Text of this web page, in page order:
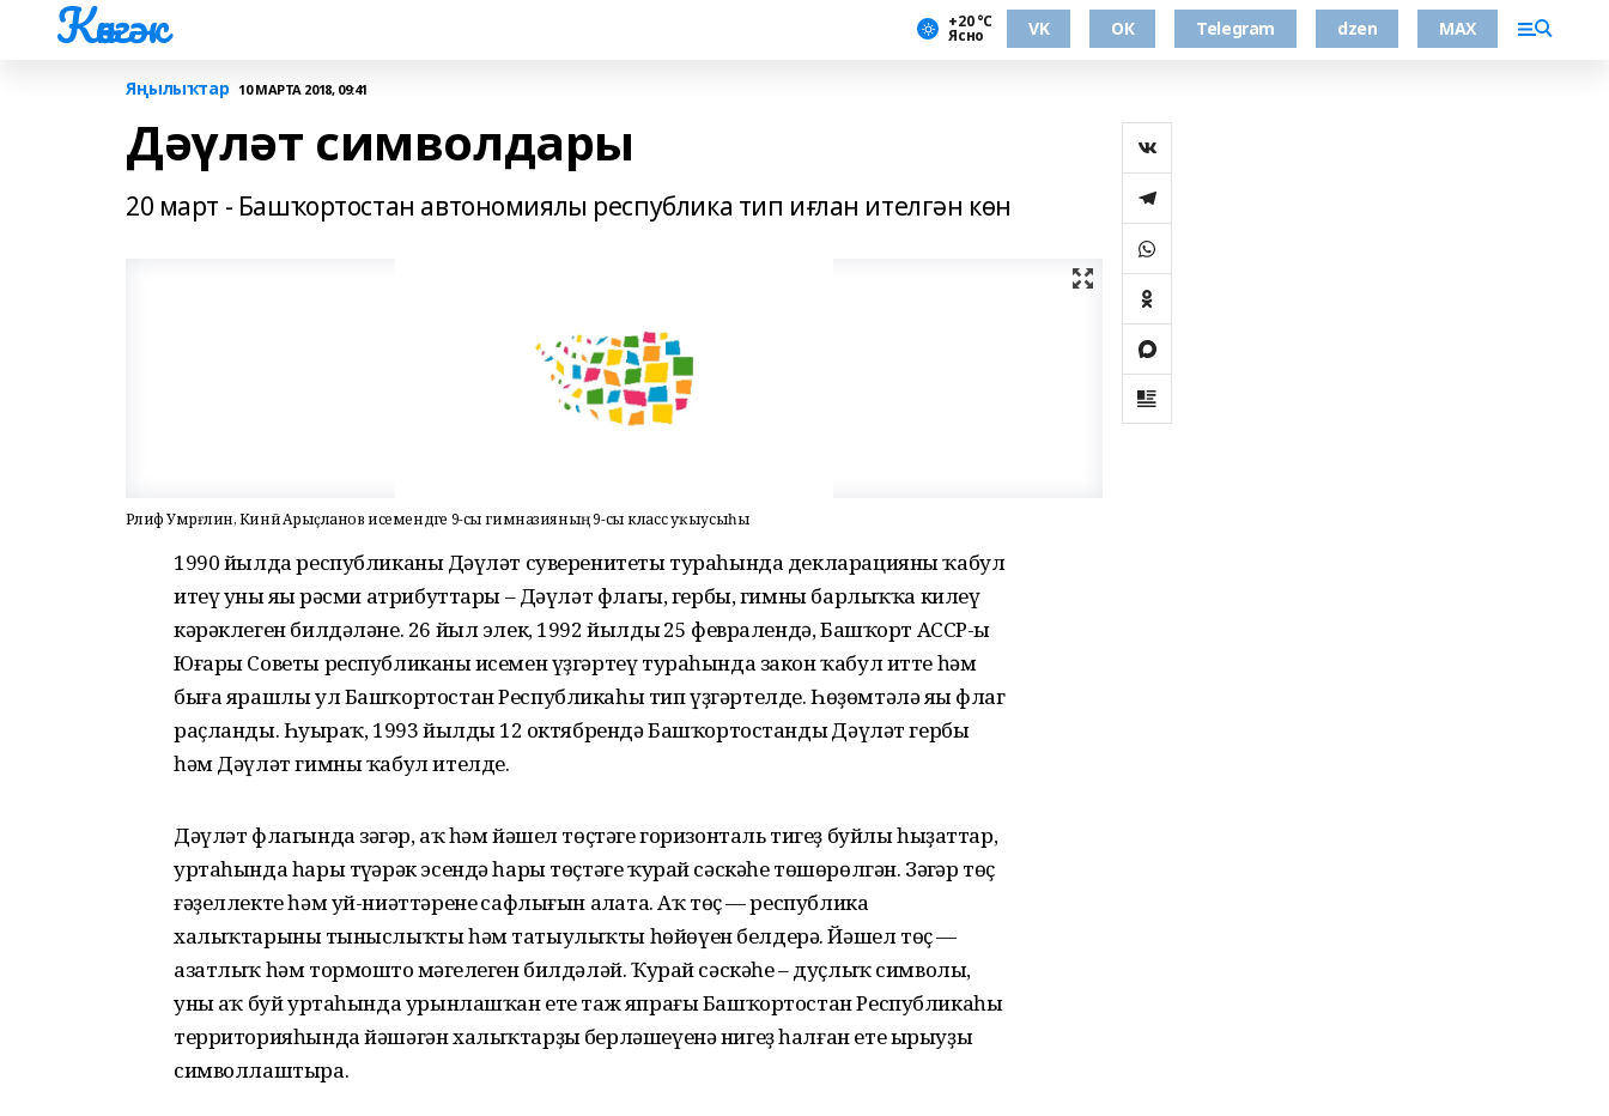
Көнгәк +20 °С
Ясно VK ОК Telegram dzen MAX
Яңылыҡтар 10 МАРТА 2018, 09:41
Дәүләт символдары
20 март - Башҡортостан автономиялы республика тип иғлан ителгән көн
Рәлиф Умәрғәлин, Кинйә Арыҫланов исемендәге 9-сы гимназияның 9-сы класс уҡыусыһы
1990 йылда республиканың Дәүләт суверенитеты тураһында декларацияны ҡабул
итеү уның яңы рәсми атрибуттары – Дәүләт флагы, гербы, гимны барлыҡҡа килеү
кәрәклеген билдәләне. 26 йыл элек, 1992 йылдың 25 февралендә, Башҡорт АССР-ы
Юғары Советы республиканың исемен үҙгәртеү тураһында закон ҡабул итте һәм
быға ярашлы ул Башҡортостан Республикаһы тип үҙгәртелде. Һөҙөмтәлә яңы флаг
раҫланды. Һуңыраҡ, 1993 йылдың 12 октябрендә Башҡортостандың Дәүләт гербы
һәм Дәүләт гимны ҡабул ителде.
Дәүләт флагында зәңгәр, аҡ һәм йәшел төҫтәге горизонталь тигеҙ буйлы һыҙаттар,
уртаһында һары түңәрәк эсендә һары төҫтәге ҡурай сәскәһе төшөрөлгән. Зәңгәр төҫ
ғәҙеллекте һәм уй-ниәттәренең сафлығын аңлата. Аҡ төҫ — республика
халыҡтарының тыныслыҡты һәм татыулыҡты һөйөүен белдерә. Йәшел төҫ —
азатлыҡ һәм тормоштоң мәңгелеген билдәләй. Ҡурай сәскәһе – дуҫлыҡ символы,
уның аҡ буй уртаһында урынлашҡан ете таж япрағы Башҡортостан Республикаһы
территорияһында йәшәгән халыҡтарҙың берләшеүенә нигеҙ һалған ете ырыуҙы
символлаштыра.